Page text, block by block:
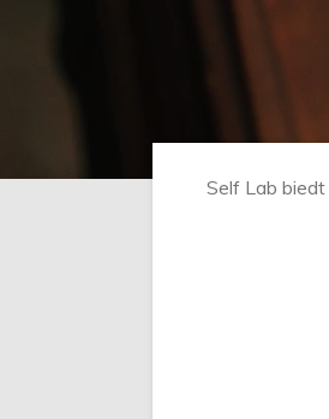
Self Lab biedt